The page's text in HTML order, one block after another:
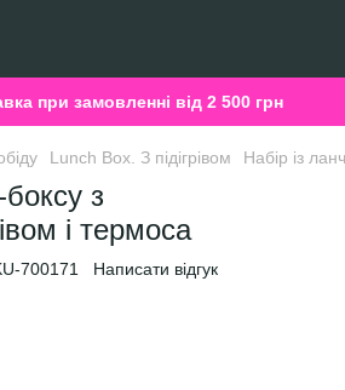
при замовленні від 2 500 грн
Lunch Box. З підігрівом Набір із
боксу з
і термоса
700171 Написати відгук